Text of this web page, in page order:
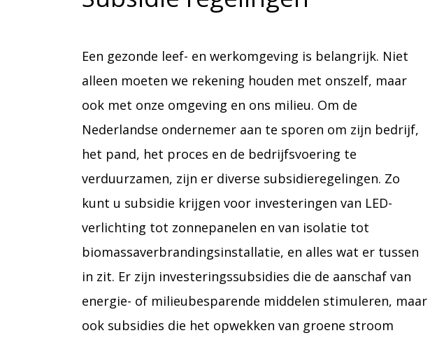
Een gezonde leef- en werkomgeving is belangrijk. Niet
alleen moeten we rekening houden met onszelf, maar
ook met onze omgeving en ons milieu. Om de
Nederlandse ondernemer aan te sporen om zijn bedrijf,
het pand, het proces en de bedrijfsvoering te
verduurzamen, zijn er diverse subsidieregelingen. Zo
kunt u subsidie krijgen voor investeringen van LED-
verlichting tot zonnepanelen en van isolatie tot
biomassaverbrandingsinstallatie, en alles wat er tussen
in zit. Er zijn investeringssubsidies die de aanschaf van
energie- of milieubesparende middelen stimuleren, maar
ook subsidies die het opwekken van groene stroom